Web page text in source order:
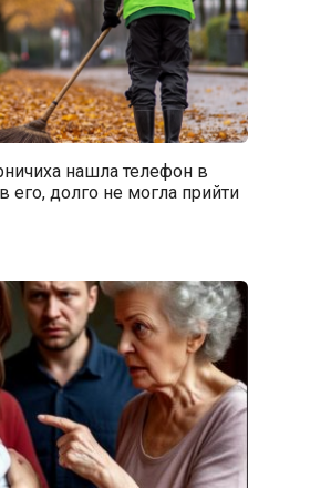
нашла телефон в
его, долго не могла прийти